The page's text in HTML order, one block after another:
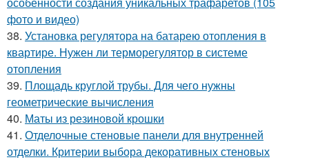
фото и видео)
38. Установка регулятора на батарею отопления в
квартире. Нужен ли терморегулятор в системе
отопления
39. Площадь круглой трубы. Для чего нужны
геометрические вычисления
40. Маты из резиновой крошки
41. Отделочные стеновые панели для внутренней
отделки. Критерии выбора декоративных стеновых